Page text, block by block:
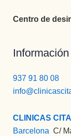
Centro de
937 91 80 08
CLINICAS CITA
Barcelona :C/